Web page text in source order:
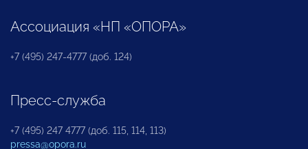
Ассоциация «НП «ОПОРА»
+7 (495) 247-4777 (доб. 124)
Пресс-служба
+7 (495) 247 4777 (доб. 115, 114, 113)
pressa@opora.ru